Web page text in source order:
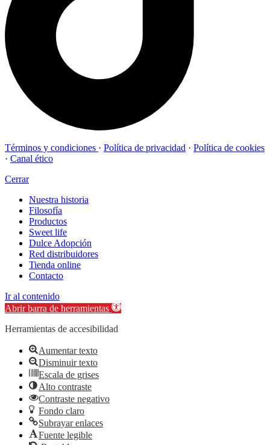
Términos y condiciones · Política de privacidad · Política de cookies
· Canal ético
Cerrar
Nuestra historia
Filosofía
Productos
Sweet life
Dulce Adopción
Red distribuidores
Tienda online
Contacto
Ir al contenido
Abrir barra de herramientas
Herramientas de accesibilidad
Aumentar texto
Disminuir texto
Escala de grises
Alto contraste
Contraste negativo
Fondo claro
Subrayar enlaces
Fuente legible